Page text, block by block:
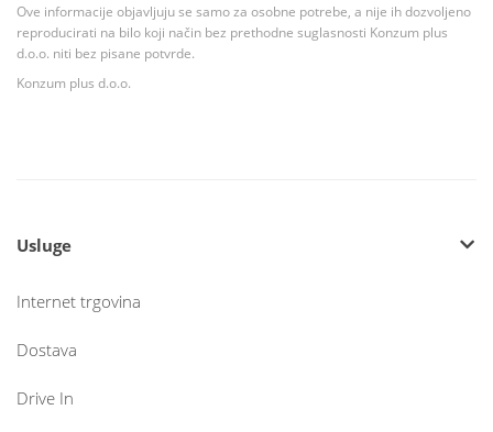
Ove informacije objavljuju se samo za osobne potrebe, a nije ih dozvoljeno
reproducirati na bilo koji način bez prethodne suglasnosti Konzum plus
d.o.o. niti bez pisane potvrde.
Konzum plus d.o.o.
Usluge
Internet trgovina
Dostava
Drive In